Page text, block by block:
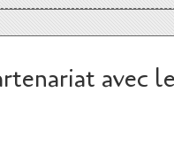
avec le